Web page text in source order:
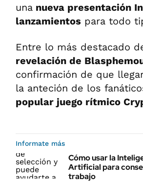
una nueva presentación
lanzamientos para todo
Entre lo más destacado
revelación de
confirmación de que
la anteción de los
popular juego rítmico
Informate más
Cómo usar la
Artificial para
trabajo